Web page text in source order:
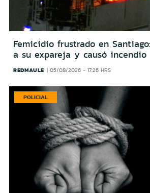
Femicidio frustrado en
a su expareja y causó incendio
REDMAULE 05/08/2026 - 17:26 HRS
POLICIAL